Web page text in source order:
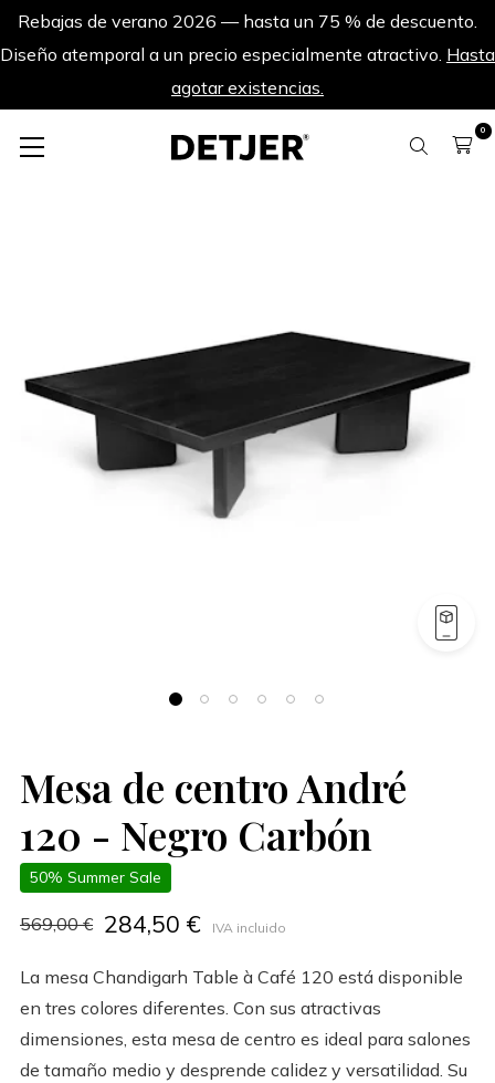
Rebajas de verano 2026 — hasta un 75 % de descuento.
Diseño atemporal a un precio especialmente atractivo. Hasta
agotar existencias.
0
Más rebajas de verano
Mesa de centro André 120 - Negro Carbón
Mesa de centro André
120 - Negro Carbón
50% Summer Sale
569,00 € 284,50 € IVA incluido
La mesa Chandigarh Table à Café 120 está disponible
en tres colores diferentes. Con sus atractivas
dimensiones, esta mesa de centro es ideal para salones
de tamaño medio y desprende calidez y versatilidad. Su